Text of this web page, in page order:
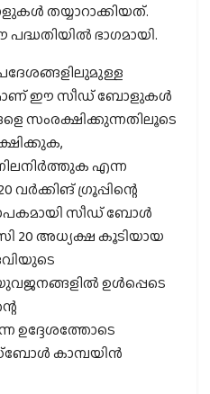
തയ്യാറാക്കിയത്.
ഭാഗമായി.
ഈ സീഡ് ബോളുകൾ
സംരക്ഷിക്കുന്നതിലൂടെ
എന്ന
ഗ്രൂപ്പിന്റെ
സീഡ് ബോൾ
20 അധ്യക്ഷ കൂടിയായ
ഉൾപ്പെടെ
ഉദ്ദേശത്തോടെ
കാമ്പയിൻ